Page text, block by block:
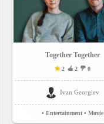
Together Together
2 2 0
Ivan Georgiev
• Entertainment • Movie